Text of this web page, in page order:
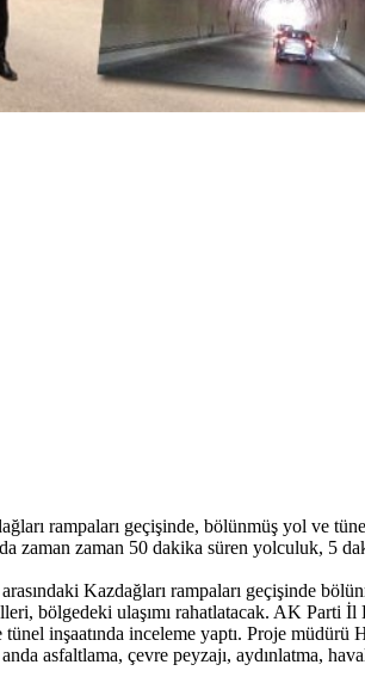
rampaları geçişinde, bölünmüş yol ve
zaman zaman 50 dakika süren yolculuk, 5
Kazdağları rampaları geçişinde
bölgedeki ulaşımı rahatlatacak. AK Parti
inşaatında inceleme yaptı. Proje müdürü
asfaltlama, çevre peyzajı, aydınlatma,